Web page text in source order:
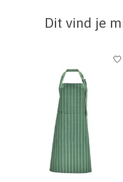
Dit vind je
Items van